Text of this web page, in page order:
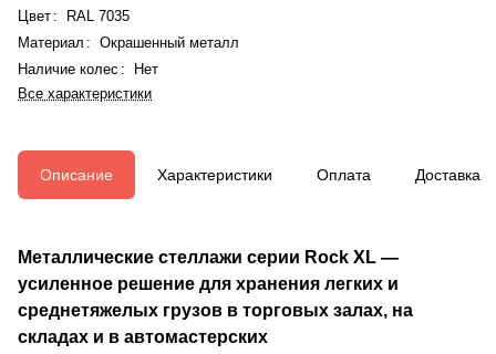
Цвет :
RAL 7035
Материал : Окрашенный металл
Наличие колес :
Нет
Все характеристики
Описание Характеристики Оплата Доставка
Металлические стеллажи серии Rock XL —
усиленное решение для хранения легких и
среднетяжелых грузов в торговых залах, на
складах и в автомастерских